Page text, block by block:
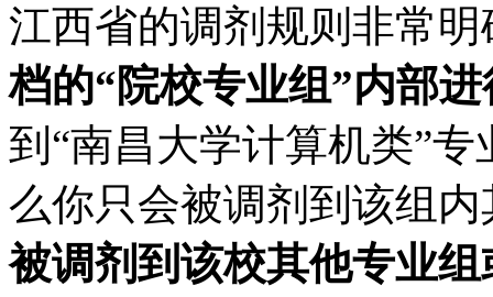
江西省的调剂规则非常明
档的“院校专业组”内部进
到“南昌大学计算机类”
么你只会被调剂到该组
被调剂到该校其他专业